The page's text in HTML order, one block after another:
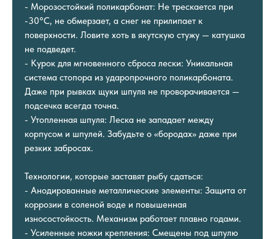
- Морозостойкий поликарбонат: Не трескается при
-30°C, не обмерзает, а снег не прилипает к
поверхности. Ловите хоть в якутскую стужу — катушка
не подведет.
- Курок для мгновенного сброса лески: Уникальная
система стопора из ударопрочного поликарбоната.
Даже при рывках щуки шпуля не проворачивается —
подсечка всегда точна.
- Утопленная шпуля: Леска не западает между
корпусом и шпулей. Забудьте о «бородах» даже при
резких забросах.
Технологии, которые заставят рыбу сдаться:
- Анодированные металлические элементы: Защита от
коррозии в соленой воде и повышенная
износостойкость. Механизм работает плавно годами.
- Усиленные ножки крепления: Смещены под шпулю